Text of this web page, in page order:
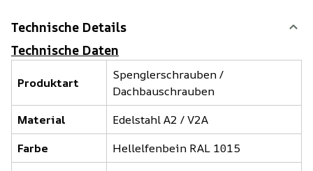
Technische Details
Technische Daten
Produktart
Spenglerschrauben /
Dachbauschrauben
Material
Edelstahl A2 / V2A
Farbe
Hellelfenbein RAL 1015